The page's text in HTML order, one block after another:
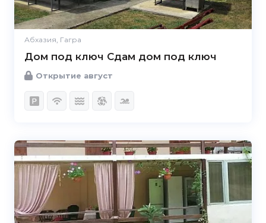
Абхазия, Гагра
Дом под ключ Сдам дом под ключ
Открытие август